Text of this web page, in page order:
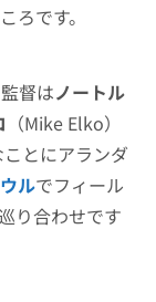
ろです。
督はノートル
（Mike Elko）
とにアランダ
ルでフィール
り合わせです